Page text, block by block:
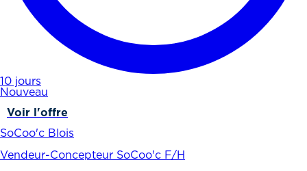
10 jours
Nouveau
Voir l'offre
SoCoo'c Blois
Vendeur-Concepteur SoCoo'c F/H